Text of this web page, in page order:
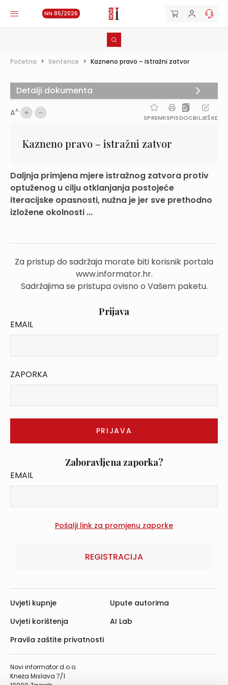
NN 85/2026
Početna > Sentence > Kazneno pravo – istražni zatvor
AA
SPREMIISPISDOCBILJEŠKE
Kazneno pravo – istražni zatvor
Daljnja primjena mjere istražnog zatvora protiv
optuženog u cilju otklanjanja postojeće
iteracijske opasnosti, nužna je jer sve prethodno
izložene okolnosti ...
Za pristup do sadržaja morate biti korisnik portala
www.informator.hr.
Sadržajima se pristupa ovisno o Vašem paketu.
Prijava
EMAIL
ZAPORKA
Zaboravljena zaporka?
EMAIL
REGISTRACIJA
Detalji dokumenta
Novi informator d.o.o.
Kneza Mislava 7/1
Uvjeti kupnje
Uvjeti korištenja
Pravila zaštite privatnosti
Upute autorima
AI Lab